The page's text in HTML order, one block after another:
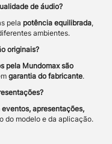
de áudio?
pela potência equilibrada,
ambientes.
originais?
pela Mundomax são
garantia do fabricante.
eventos, apresentações,
do modelo e da aplicação.